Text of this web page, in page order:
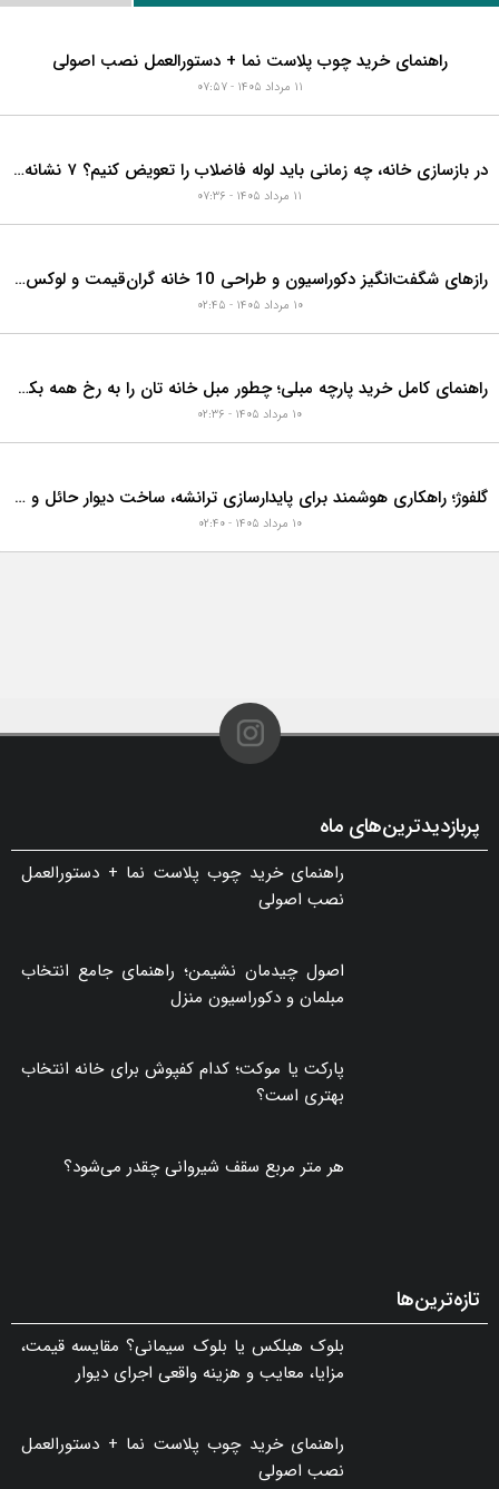
راهنمای خرید چوب پلاست نما + دستورالعمل نصب اصولی
در بازسازی خانه، چه زمانی باید لوله فاضلاب را تعویض کنیم؟ ۷ نشانه‌ای که نباید نادیده بگیرید
رازهای شگفت‌انگیز دکوراسیون و طراحی 10 خانه گران‌قیمت و لوکس دبی که هوش از سرتان می‌برد!
راهنمای کامل خرید پارچه مبلی؛ چطور مبل خانه تان را به رخ همه بکشید؟
گلفوژ؛ راهکاری هوشمند برای پایدارسازی ترانشه، ساخت دیوار حائل و زیباسازی شهری
پربازدیدترین‌های ماه
راهنمای خرید چوب پلاست نما + دستورالعمل
نصب اصولی
اصول چیدمان نشیمن؛ راهنمای جامع انتخاب
مبلمان و دکوراسیون منزل
پارکت یا موکت؛ کدام کفپوش برای خانه انتخاب
بهتری است؟
هر متر مربع سقف شیروانی چقدر می‌شود؟
تازه‌ترین‌ها
بلوک هبلکس یا بلوک سیمانی؟ مقایسه قیمت،
مزایا، معایب و هزینه واقعی اجرای دیوار
راهنمای خرید چوب پلاست نما + دستورالعمل
نصب اصولی